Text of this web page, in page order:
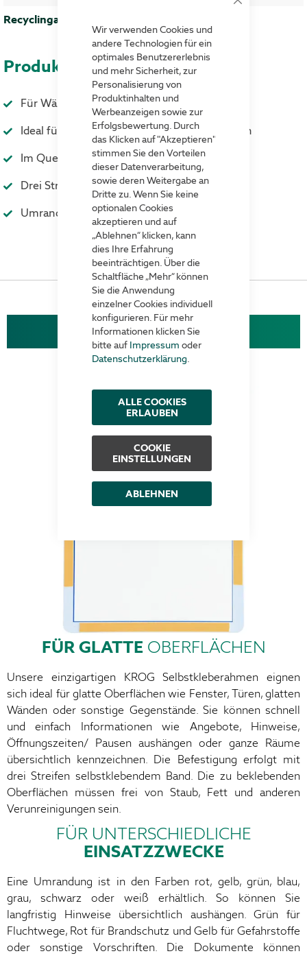
Wir verwenden Cookies und
andere Technologien für ein
optimales Benutzererlebnis
und mehr Sicherheit, zur
Personalisierung von
Produktinhalten und
Werbeanzeigen sowie zur
Erfolgsbewertung. Durch
das Klicken auf "Akzeptieren"
stimmen Sie den Vorteilen
dieser Datenverarbeitung,
sowie deren Weitergabe an
Dritte zu. Wenn Sie keine
optionalen Cookies
akzeptieren und auf
„Ablehnen“ klicken, kann
dies Ihre Erfahrung
beeinträchtigen. Über die
Schaltfläche „Mehr“ können
Sie die Anwendung
einzelner Cookies individuell
konfigurieren. Für mehr
Informationen klicken Sie
bitte auf Impressum oder
Datenschutzerklärung.
ALLE COOKIES
ERLAUBEN
COOKIE
EINSTELLUNGEN
ABLEHNEN
Produktvorteile
Für Wände, Türen, Fenster, Gegenstände
Ideal für Hinweise, Angebote, Öffnungszeiten
Im Quer- und Hochkantformat einsetzbar
Drei Streifen selbstklebendes Band
Umrandung in vielen Farben erhältlich
Flexible Selbstkleberahmen
FÜR GLATTEOBERFLÄCHEN
Unsere einzigartigen KROG Selbstkleberahmen eignen
sich ideal für glatte Oberflächen wie Fenster, Türen, glatten
Wänden oder sonstige Gegenstände. Sie können schnell
und einfach Informationen wie Angebote, Hinweise,
Öffnungszeiten/ Pausen aushängen oder ganze Räume
übersichtlich kennzeichnen. Die Befestigung erfolgt mit
drei Streifen selbstklebendem Band. Die zu beklebenden
Oberflächen müssen frei von Staub, Fett und anderen
Verunreinigungen sein.
FÜR UNTERSCHIEDLICHE
EINSATZZWECKE
Eine Umrandung ist in den Farben rot, gelb, grün, blau,
grau, schwarz oder weiß erhältlich. So können Sie
langfristig Hinweise übersichtlich aushängen. Grün für
Fluchtwege, Rot für Brandschutz und Gelb für Gefahrstoffe
oder sonstige Vorschriften. Die Dokumente können